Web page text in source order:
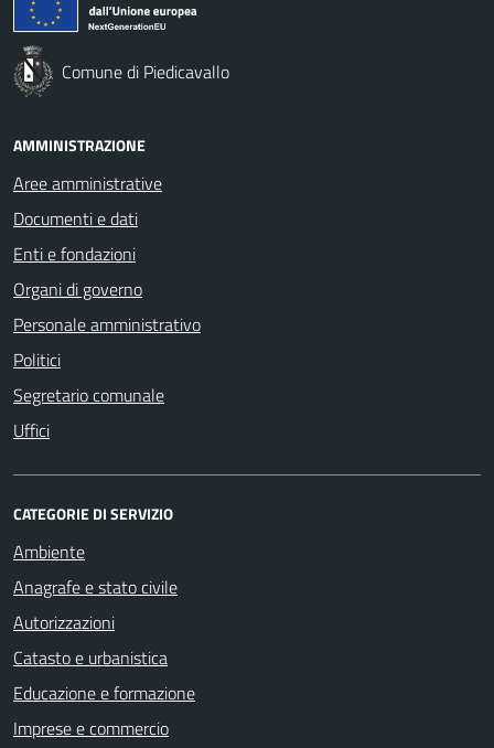
Comune di Piedicavallo
AMMINISTRAZIONE
Aree amministrative
Documenti e dati
Enti e fondazioni
Organi di governo
Personale amministrativo
Politici
Segretario comunale
Uffici
CATEGORIE DI SERVIZIO
Ambiente
Anagrafe e stato civile
Autorizzazioni
Catasto e urbanistica
Educazione e formazione
Imprese e commercio